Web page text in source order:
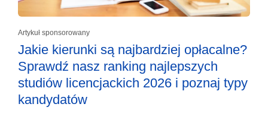
Artykuł sponsorowany
Jakie kierunki są najbardziej opłacalne?
Sprawdź nasz ranking najlepszych
studiów licencjackich 2026 i poznaj typy
kandydatów